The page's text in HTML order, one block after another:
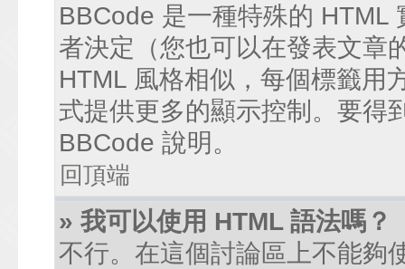
BBCode 是一種特殊的 HTML
者決定（您也可以在發表文章
HTML 風格相似，每個標籤用
式提供更多的顯示控制。要得
BBCode 說明。
回頂端
» 我可以使用 HTML 語法嗎？
不行。在這個討論區上不能夠